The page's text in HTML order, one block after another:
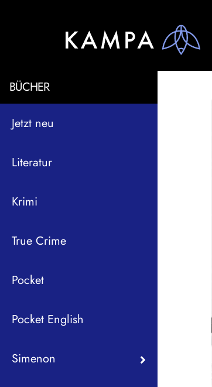
BÜCHER
Jetzt neu
Literatur
Krimi
True Crime
Pocket
Pocket English
Simenon